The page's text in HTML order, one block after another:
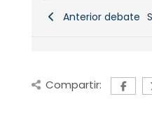
Anterior debate
Compartir: